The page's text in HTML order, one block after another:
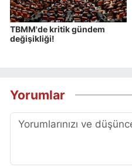
TBMM'de kritik gündem
değişikliği!
Yorumlar